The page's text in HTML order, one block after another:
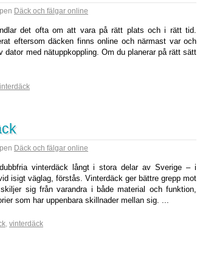
Däck och fälgar online
det ofta om att vara på rätt plats och i rätt tid.
eftersom däcken finns online och närmast var och
dator med nätuppkoppling. Om du planerar på rätt sätt
Däck och fälgar online
vinterdäck långt i stora delar av Sverige – i
isigt väglag, förstås. Vinterdäck ger bättre grepp mot
sig från varandra i både material och funktion,
som har uppenbara skillnader mellan sig. ...
, vinterdäck